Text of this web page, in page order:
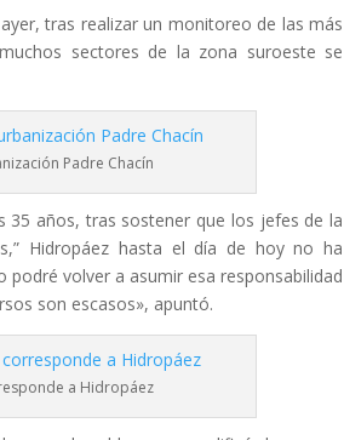
tras realizar un monitoreo de las más
sectores de la zona suroeste se
Padre Chacín
35 años, tras sostener que los jefes de la
Hidropáez hasta el día de hoy no ha
volver a asumir esa responsabilidad
son escasos», apuntó.
a Hidropáez